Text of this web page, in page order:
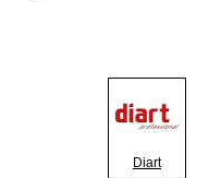
Diart